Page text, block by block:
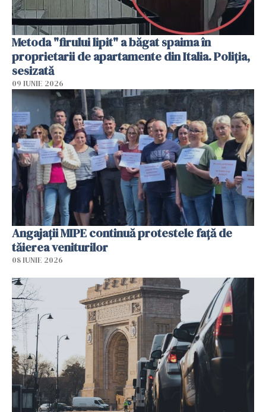
Metoda "firului lipit" a băgat spaima în
proprietarii de apartamente din Italia. Poliția,
sesizată
09 IUNIE 2026
Angajaţii MIPE continuă protestele faţă de
tăierea veniturilor
08 IUNIE 2026